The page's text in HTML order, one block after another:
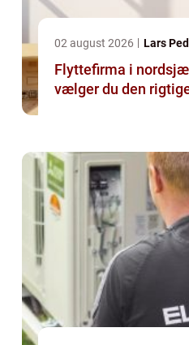
02 august 2026 Lars
Flyttefirma i nordsjælland
vælger du den